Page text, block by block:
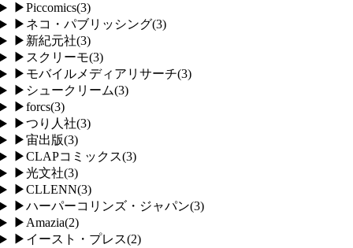
▶Piccomics(3)
▶ ネコ・パブリッシング(3)
▶ 新紀元社(3)
▶ スクリーモ(3)
▶ モバイルメディアリサーチ(3)
▶ シュークリーム(3)
▶forcs(3)
▶つり人社(3)
▶宙出版(3)
▶CLAPコミックス(3)
▶光文社(3)
▶CLLENN(3)
▶ハーパーコリンズ・ジャパン(3)
▶ Amazia(2)
▶ イースト・プレス(2)